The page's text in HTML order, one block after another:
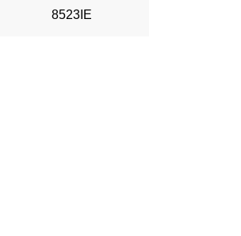
8523IE